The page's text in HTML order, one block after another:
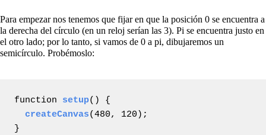
Para empezar nos tenemos que fijar en que la posición 0 se encuentra a
la derecha del círculo (en un reloj serían las 3). Pi se encuentra justo en
el otro lado; por lo tanto, si vamos de 0 a pi, dibujaremos un
semicírculo. Probémoslo:
function setup() {
createCanvas(480, 120);
}